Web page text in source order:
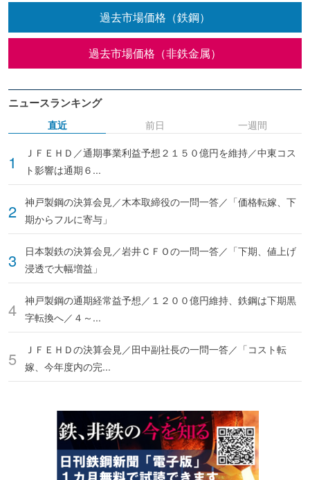
過去市場価格（鉄鋼）
過去市場価格（非鉄金属）
ニュースランキング
直近
ＪＦＥＨＤ／通期事業利益予想２１５０億円を維持／中東コス
ト影響は通期６...
神戸製鋼の決算会見／木本取締役の一問一答／「価格転嫁、下
期からフルに寄与」
日本製鉄の決算会見／岩井ＣＦＯの一問一答／「下期、値上げ
浸透で大幅増益」
神戸製鋼の通期経常益予想／１２００億円維持、鉄鋼は下期黒
字転換へ／４～...
ＪＦＥＨＤの決算会見／田中副社長の一問一答／「コスト転
嫁、今年度内の完...
前日 一週間